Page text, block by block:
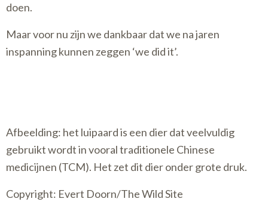
doen.
Maar voor nu zijn we dankbaar dat we na jaren
inspanning kunnen zeggen ‘we did it’.
Afbeelding: het luipaard is een dier dat veelvuldig
gebruikt wordt in vooral traditionele Chinese
medicijnen (TCM). Het zet dit dier onder grote druk.
Copyright: Evert Doorn/The Wild Site